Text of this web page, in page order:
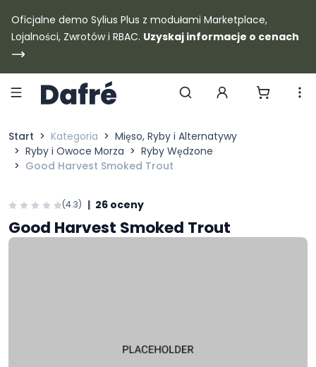
Dafre
Oficjalne demo Sylius Plus z modułami Marketplace,
Lojalności, Zwrotów i RBAC. Uzyskaj informacje o cenach
Start
Kategoria
Mięso, Ryby i Alternatywy
Ryby i Owoce Morza
Ryby Wędzone
Good Harvest Smoked Trout
(4.3) | 26 oceny
Good Harvest Smoked Trout